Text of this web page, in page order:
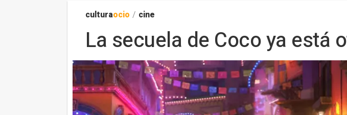
culturaocio / cine
La secuela de Coco ya está